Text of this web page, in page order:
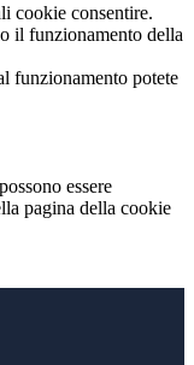
cookie consentire.
il funzionamento della
funzionamento potete
essere
pagina della cookie